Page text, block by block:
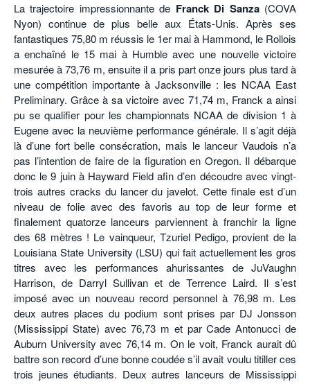
La trajectoire impressionnante de Franck Di Sanza(COVA
Nyon) continue de plus belle aux États-Unis. Après ses
fantastiques 75,80 m réussis le 1er mai à Hammond, le Rollois
a enchaîné le 15 mai à Humble avec une nouvelle victoire
mesurée à 73,76 m, ensuite il a pris part onze jours plus tard à
une compétition importante à Jacksonville : les NCAA East
Preliminary. Grâce à sa victoire avec 71,74 m, Franck a ainsi
pu se qualifier pour les championnats NCAA de division 1 à
Eugene avec la neuvième performance générale. Il s’agit déjà
là d’une fort belle consécration, mais le lanceur Vaudois n’a
pas l’intention de faire de la figuration en Oregon. Il débarque
donc le 9 juin à Hayward Field afin d’en découdre avec vingt-
trois autres cracks du lancer du javelot. Cette finale est d’un
niveau de folie avec des favoris au top de leur forme et
finalement quatorze lanceurs parviennent à franchir la ligne
des 68 mètres ! Le vainqueur, Tzuriel Pedigo, provient de la
Louisiana State University (LSU) qui fait actuellement les gros
titres avec les performances ahurissantes de JuVaughn
Harrison, de Darryl Sullivan et de Terrence Laird. Il s’est
imposé avec un nouveau record personnel à 76,98 m. Les
deux autres places du podium sont prises par DJ Jonsson
(Mississippi State) avec 76,73 m et par Cade Antonucci de
Auburn University avec 76,14 m. On le voit, Franck aurait dû
battre son record d’une bonne coudée s’il avait voulu titiller ces
trois jeunes étudiants. Deux autres lanceurs de Mississippi